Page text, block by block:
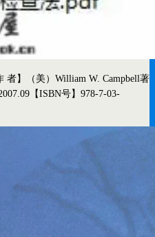
者】（美）William W. Campbell著
【ISBN号】978-7-03-